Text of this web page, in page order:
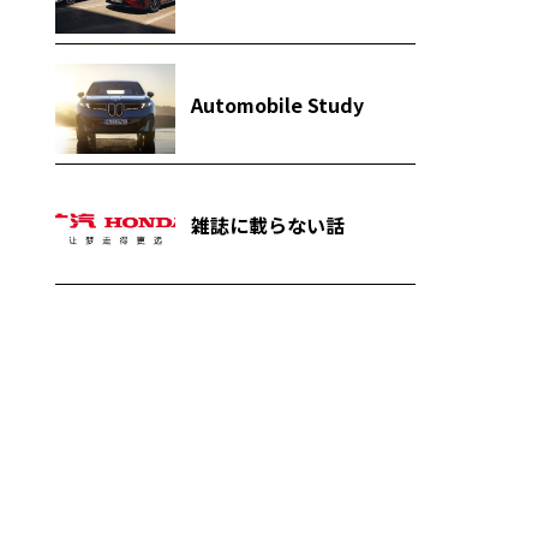
Automobile Study
雑誌に載らない話